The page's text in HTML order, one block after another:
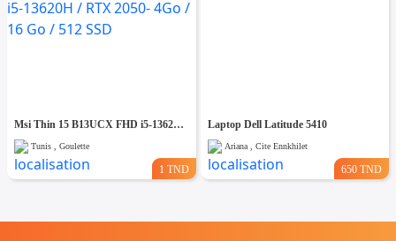
Msi Thin 15 B13UCX FHD i5-13620H / RTX 2050- 4Go / 16 Go / 512 SSD
Tunis , Goulette
1 TND
Laptop Dell Latitude 5410
Ariana , Cite Ennkhilet
650 TND